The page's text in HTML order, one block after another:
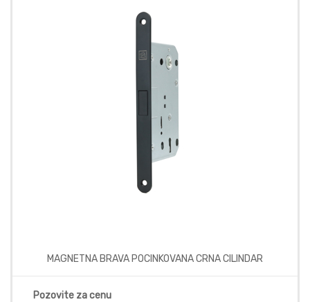
MAGNETNA BRAVA POCINKOVANA CRNA CILINDAR
Pozovite za cenu